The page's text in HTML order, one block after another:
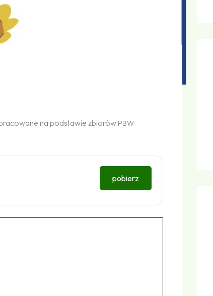
na podstawie zbiorów PBW
pobierz